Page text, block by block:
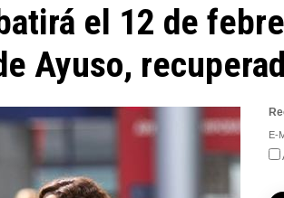
el 12 de
Ayuso,
E-